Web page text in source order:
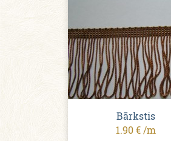
Bārkstis
1.90 € /m